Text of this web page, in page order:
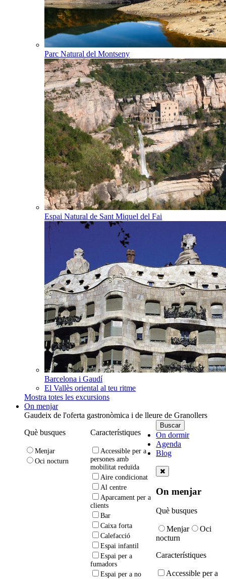
Parc Natural del Montseny
Espai Natural de Sant Miquel del Fai
Barcelona i Gaudí
El Vallès oriental al teu ritme
Mostra totes les excursions
On menjar
Gaudeix de l'oferta gastronòmica i de lleure de Granollers
Què busques
Menjar
Oci nocturn
Característiques
Accessible per a
persones amb
mobilitat reduïda
Aire condicionat
Al centre
Aparcament per a
clients
Bar
Caixa forta
Calefacció
Espai infantil
Espai per a
fumadors
Espai per a no
On dormir
Agenda
Blog
On menjar
Què busques
Menjar
Oci
nocturn
Característiques
Accessible per a